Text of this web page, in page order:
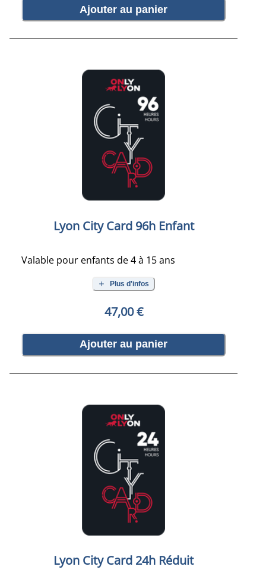
Ajouter au panier
Lyon City Card 96h Enfant
Valable pour enfants de 4 à 15 ans
Plus d'infos
47,00 €
Ajouter au panier
Lyon City Card 24h Réduit